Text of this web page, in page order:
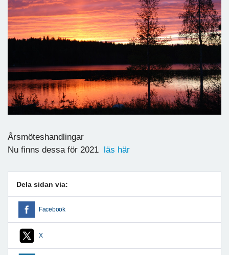
Årsmöteshandlingar
Nu finns dessa för 2021 läs här
Dela sidan via:
Facebook
X